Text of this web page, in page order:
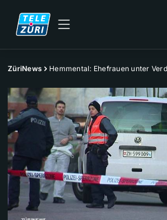
ZüriNews Hemmental: Ehefrauen unter